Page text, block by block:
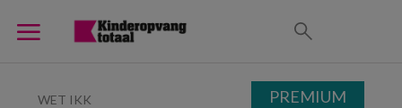
WET IKK
PREMIUM